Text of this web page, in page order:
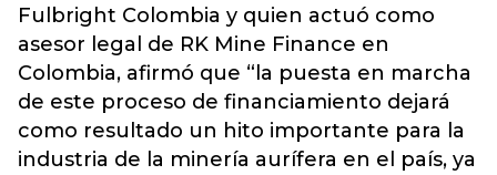
Fulbright Colombia y quien actuó como
asesor legal de RK Mine Finance en
Colombia, afirmó que “la puesta en marcha
de este proceso de financiamiento dejará
como resultado un hito importante para la
industria de la minería aurífera en el país, ya